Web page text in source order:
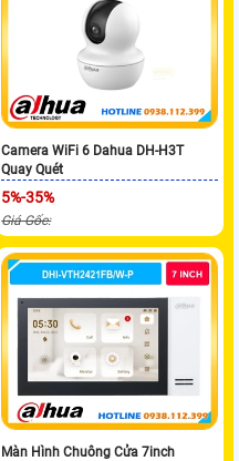
Camera WiFi 6 Dahua DH-H3T
Quay Quét
5%-35%
Giá Gốc:
Màn Hình Chuông Cửa 7inch